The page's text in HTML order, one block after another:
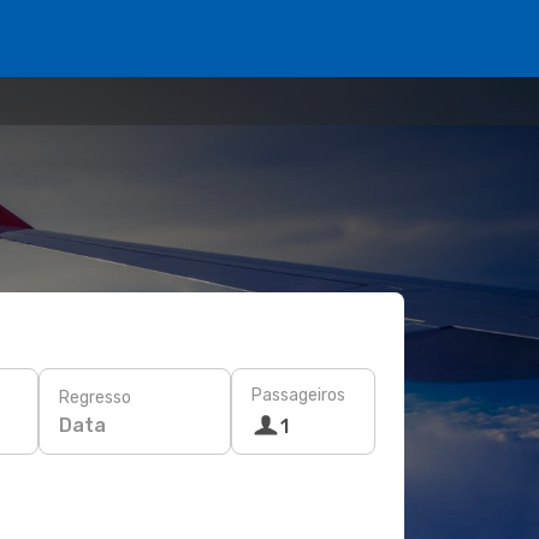
Regresso
Data
Passageiros
1